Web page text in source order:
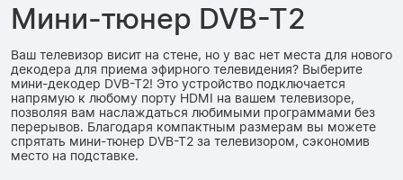
Мини-тюнер DVB-T2
Ваш телевизор висит на стене, но у вас нет места для нового
декодера для приема эфирного телевидения? Выберите
мини-декодер DVB-T2! Это устройство подключается
напрямую к любому порту HDMI на вашем телевизоре,
позволяя вам наслаждаться любимыми программами без
перерывов. Благодаря компактным размерам вы можете
спрятать мини-тюнер DVB-T2 за телевизором, сэкономив
место на подставке.